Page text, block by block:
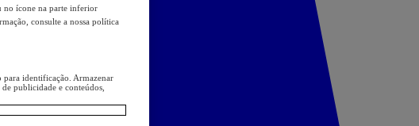
no ícone na parte inferior
consulte a nossa política
para identificação. Armazenar
publicidade e conteúdos,